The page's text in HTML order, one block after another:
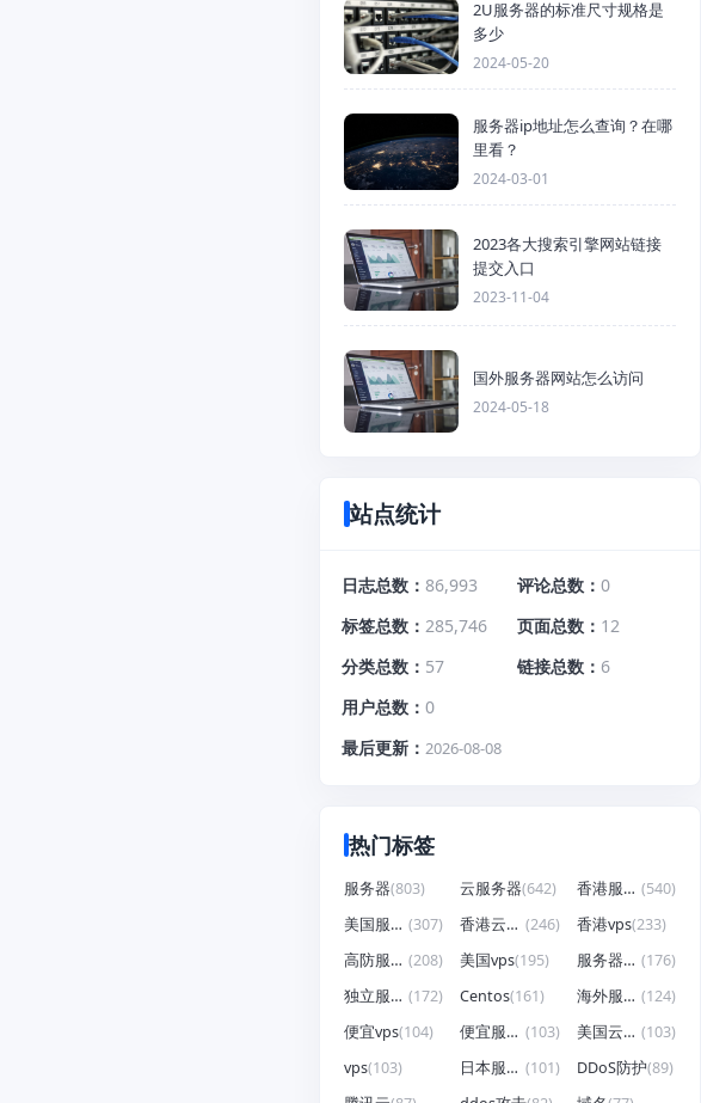
2U服务器的标准尺寸规格是
多少
2024-05-20
服务器ip地址怎么查询？在哪
里看？
2024-03-01
2023各大搜索引擎网站链接
提交入口
2023-11-04
国外服务器网站怎么访问
2024-05-18
站点统计
日志总数 86,993 评论总数
0
标签总数
285,746 页面总数
12
分类总数
57 链接总数
6
用户总数
0
最后更新
2026-08-08
热门标签
服务器(803) 云服务器(642) 香港服务器 (540)
美国服务器 (307) 香港云服务器 (246) 香港vps(233)
高防服务器 (208) 美国vps(195) 服务器租用 (176)
独立服务器 (172) Centos(161) 海外服务器 (124)
便宜vps(104) 便宜服务器 (103) 美国云服务器 (103)
vps(103) 日本服务器 (101) DDoS防护(89)